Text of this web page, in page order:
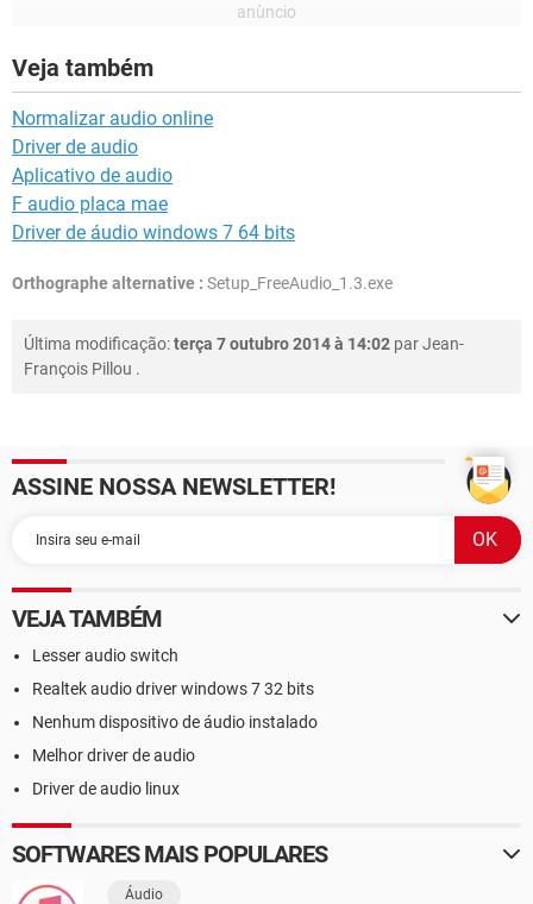
Veja também
Normalizar audio online
Driver de audio
Aplicativo de audio
F audio placa mae
Driver de áudio windows 7 64 bits
Orthographe alternative : Setup_FreeAudio_1.3.exe
Última modificação:terça 7 outubro 2014 à 14:02 parJean-
François Pillou .
ASSINE NOSSA NEWSLETTER!
VEJA TAMBÉM
Lesser audio switch
Realtek audio driver windows 7 32 bits
Nenhum dispositivo de áudio instalado
Melhor driver de audio
Driver de audio linux
SOFTWARES MAIS POPULARES
Áudio